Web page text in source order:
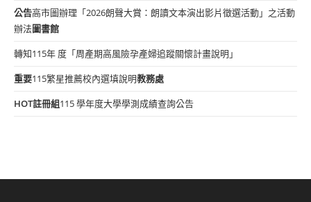
公告高市圖辦理「2026朗聲大賞：朗讀文本演出影片徵選活動」之活動
辦法圖書館
轉知115年 度「周產期高風險孕產婦追蹤關懷計畫說明」
重要115繁星推薦校內選填說明教務處
HOT註冊組115 學年度大學學測成績查詢公告